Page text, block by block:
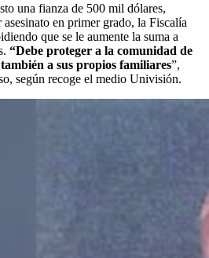
una fianza de 500 mil dólares,
en primer grado, la Fiscalía
que se le aumente la suma a
“Debe proteger a la comunidad de
a sus propios familiares”,
según recoge el medio Univisión.